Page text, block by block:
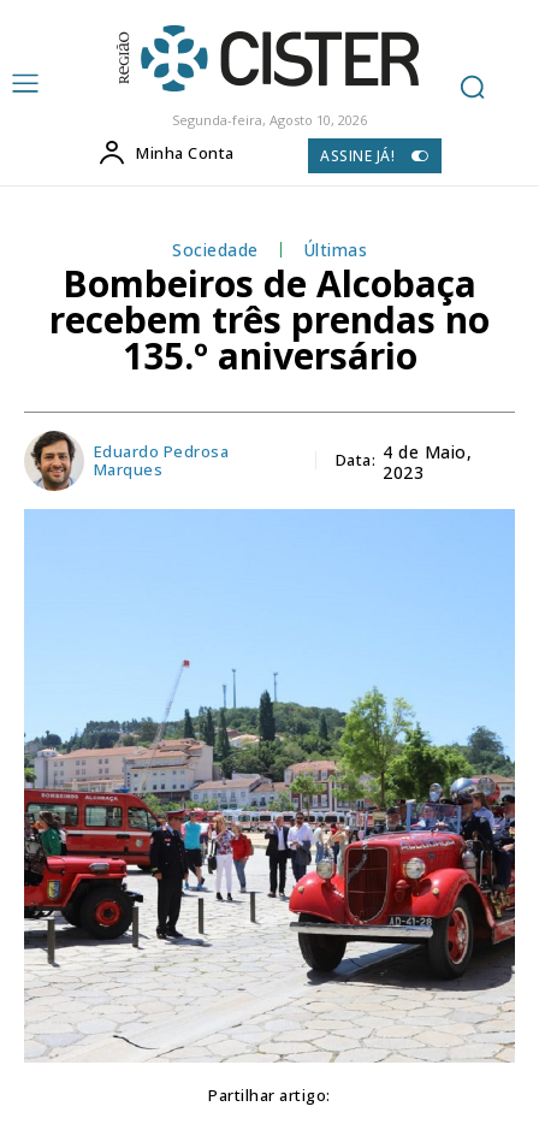
Segunda-feira, Agosto 10, 2026
Minha Conta ASSINE JÁ!
Sociedade Últimas
Bombeiros de Alcobaça
recebem três prendas no
135.º aniversário
Eduardo Pedrosa
Marques
Data: 4 de Maio,
2023
Partilhar artigo: